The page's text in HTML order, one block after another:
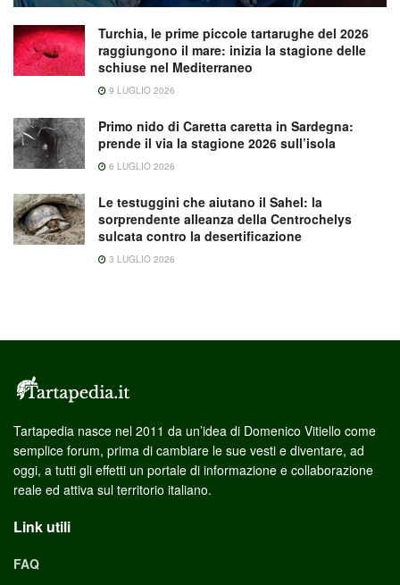
Turchia, le prime piccole tartarughe del 2026
raggiungono il mare: inizia la stagione delle
schiuse nel Mediterraneo
9 LUGLIO 2026
Primo nido di Caretta caretta in Sardegna:
prende il via la stagione 2026 sull’isola
6 LUGLIO 2026
Le testuggini che aiutano il Sahel: la
sorprendente alleanza della Centrochelys
sulcata contro la desertificazione
3 LUGLIO 2026
Tartapedia nasce nel 2011 da un’idea di Domenico Vitiello come
semplice forum, prima di cambiare le sue vesti e diventare, ad
oggi, a tutti gli effetti un portale di informazione e collaborazione
reale ed attiva sul territorio italiano.
Link utili
FAQ